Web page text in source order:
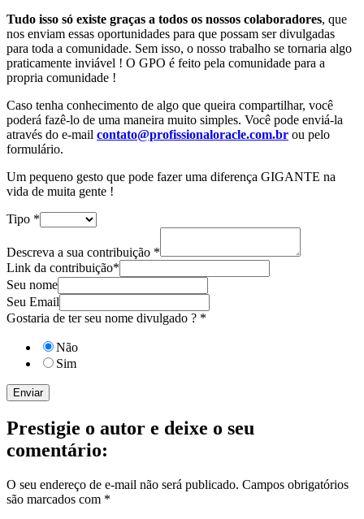
Tudo isso só existe graças a todos os nossos colaboradores, que
nos enviam essas oportunidades para que possam ser divulgadas
para toda a comunidade. Sem isso, o nosso trabalho se tornaria algo
praticamente inviável ! O GPO é feito pela comunidade para a
propria comunidade !
Caso tenha conhecimento de algo que queira compartilhar, você
poderá fazê-lo de uma maneira muito simples. Você pode enviá-la
através do e-mail contato@profissionaloracle.com.br ou pelo
formulário.
Um pequeno gesto que pode fazer uma diferença GIGANTE na
vida de muita gente !
Tipo *
Descreva a sua contribuição *
Link da contribuição*
Seu nome
Seu Email
Gostaria de ter seu nome divulgado ? *
Não
Sim
Enviar
Prestigie o autor e deixe o seu
comentário:
O seu endereço de e-mail não será publicado. Campos obrigatórios
são marcados com *